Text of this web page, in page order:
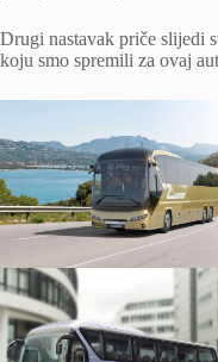
Drugi nastavak priče slijedi
koju smo spremili za ovaj